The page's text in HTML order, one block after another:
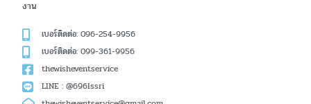
งาน
เบอร์ติดต่อ: 096-254-9956
เบอร์ติดต่อ: 099-361-9956
thewisheventservice
LINE : @696lssri